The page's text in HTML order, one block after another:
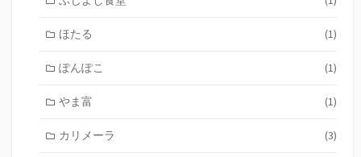
ほたる (1)
ぽんぽこ (1)
やま富 (1)
カリメーラ (3)